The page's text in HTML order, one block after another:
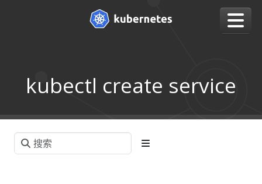
kubectl create service